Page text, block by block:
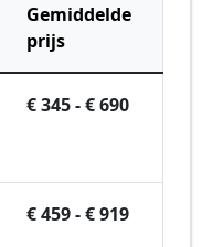
Gemiddelde
prijs
€ 345 - € 690
€ 459 - € 919